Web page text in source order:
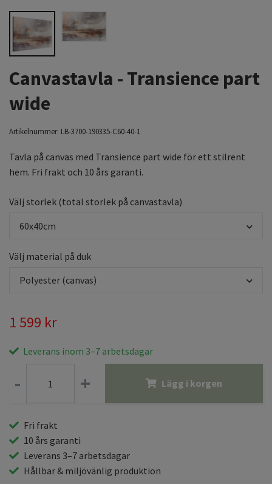
Canvastavla - Transience part
wide
Artikelnummer: LB-3700-190335-C60-40-1
Tavla på canvas med Transience part wide för ett stilrent
hem. Fri frakt och 10 års garanti.
Välj storlek (total storlek på canvastavla)
60x40cm
Välj material på duk
Polyester (canvas)
1 599 kr
Leverans inom 3–7 arbetsdagar
- + Lägg i korgen
Fri frakt
10 års garanti
Leverans 3–7 arbetsdagar
Hållbar & miljövänlig produktion